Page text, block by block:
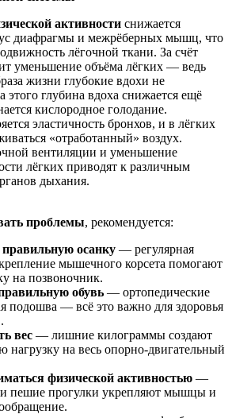
активности снижается
диафрагмы и межрёберных мышц, что
лёгочной ткани. За счёт
уменьшение объёма лёгких — ведь
жизни глубокие вдохи не
этого глубина вдоха снижается ещё
кислородное голодание.
эластичность бронхов, и в лёгких
«отработанный» воздух.
вентиляции и уменьшение
лёгких приводят к различным
дыхания.
проблемы, рекомендуется:
осанку — регулярная
мышечного корсета помогают
на позвоночник.
обувь — ортопедические
подошва — всё это важно для здоровья
вес — лишние килограммы создают
нагрузку на весь опорно-двигательный
физической активностью —
и пешие прогулки укрепляют мышцы и